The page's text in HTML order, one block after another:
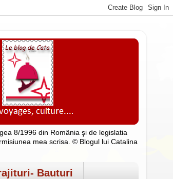
8/1996 din România şi de legislatia
mea scrisa. © Blogul lui Catalina
Bauturi